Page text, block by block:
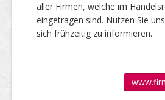
aller Firmen, welche im
eingetragen sind. Nutzen Sie
sich frühzeitig zu informieren.